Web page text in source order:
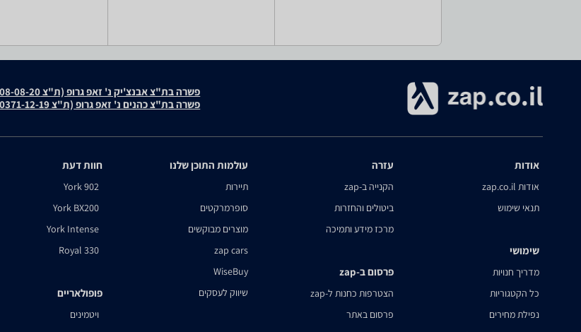
פשרה בת"צ אבנצ'יק נ' זאפ גרופ (ת"צ 23008-08-20)
פשרה בת"צ כהנים נ' זאפ גרופ (ת"צ 60371-12-19)
אודות
אודות zap.co.il
תנאי שימוש
שימושי
מדריך חנויות
כל הקטגוריות
נפילת מחירים
עזרה
הקנייה ב-zap
ביטולים והחזרות
מרכז מידע ותמיכה
פרסום ב-zap
הצטרפות כחנות ל-zap
פרסום באתר
עולמות התוכן שלנו
תיירות
סופרמרקטים
מוצרים מבוקשים
zap cars
WiseBuy
שיווק לעסקים
חוות דעת
York 902
York BX200
York Intense
Royal 330
פופולאריים
ויטמינים